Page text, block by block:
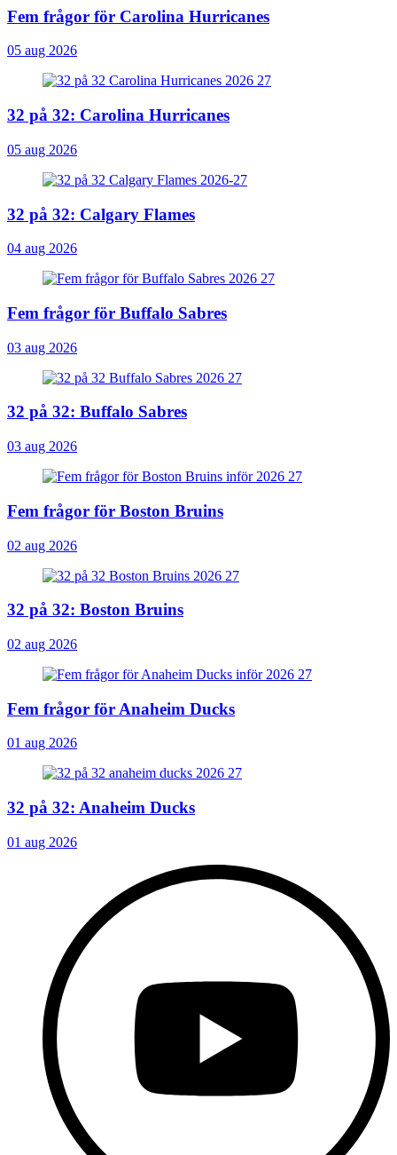
Fem frågor för Carolina Hurricanes
05 aug 2026
32 på 32: Carolina Hurricanes
05 aug 2026
32 på 32: Calgary Flames
04 aug 2026
Fem frågor för Buffalo Sabres
03 aug 2026
32 på 32: Buffalo Sabres
03 aug 2026
Fem frågor för Boston Bruins
02 aug 2026
32 på 32: Boston Bruins
02 aug 2026
Fem frågor för Anaheim Ducks
01 aug 2026
32 på 32: Anaheim Ducks
01 aug 2026